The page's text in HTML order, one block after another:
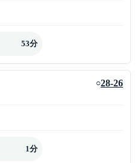
53分
○28-26
1分